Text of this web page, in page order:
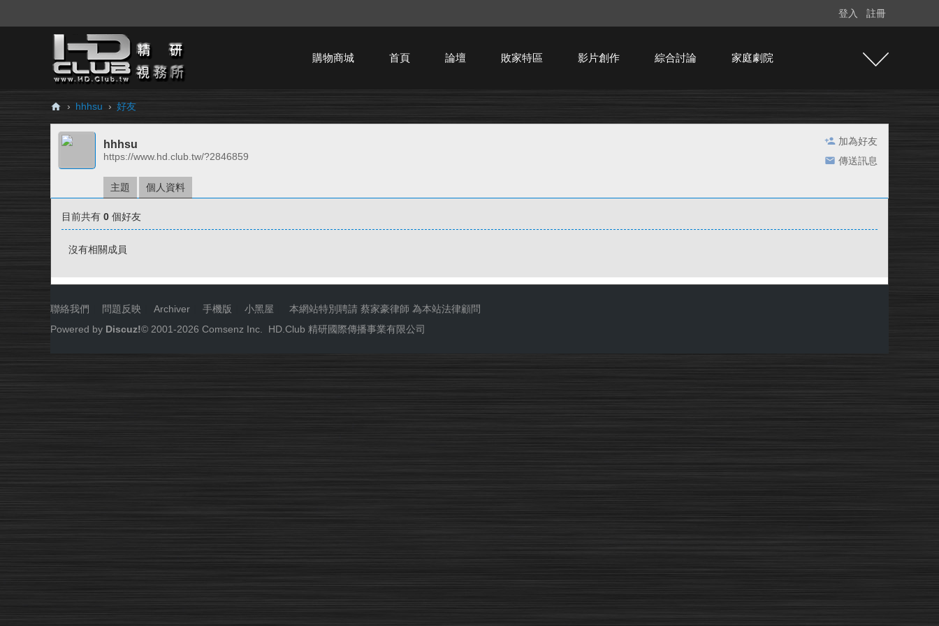
登入 註冊
購物商城 首頁 論壇 敗家特區 影片創作 綜合討論 家庭劇院
H
Cl
所
› hhhsu › 好友
加為好友
傳送訊息
hhhsu
https://www.hd.club.tw/?2846859
主題 個人資料
目前共有 0 個好友
沒有相關成員
聯絡我們 問題反映 Archiver 手機版 小黑屋 本網站特別聘請 蔡家豪律師 為本站法律顧問
Powered by Discuz!© 2001-2026 Comsenz Inc. HD.Club 精研國際傳播事業有限公司